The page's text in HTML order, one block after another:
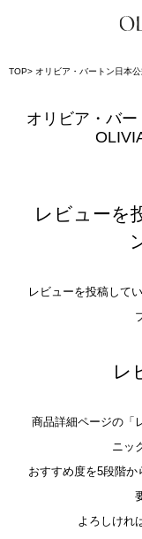
TOP オリビア・バートン日本
オリビア・バー
レビューを
レビューを投稿して
レ
商品詳細ページの「
ニッ
おすすめ度を5段階
よろしけれ